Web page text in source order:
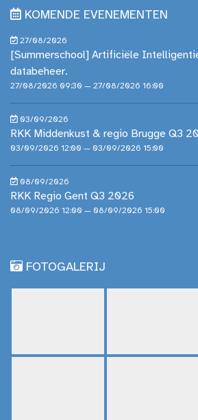
KOMENDE EVENEMENTEN
27/08/2026
[Summerschool] Artificiële
databeheer.
27/08/2026 09:30 — 27/08/2026 16:00
03/09/2026
RKK Middenkust & regio Brugge Q3
03/09/2026 12:00 — 03/09/2026 15:00
08/09/2026
RKK Regio Gent Q3 2026
08/09/2026 12:00 — 08/09/2026 15:00
FOTOGALERIJ